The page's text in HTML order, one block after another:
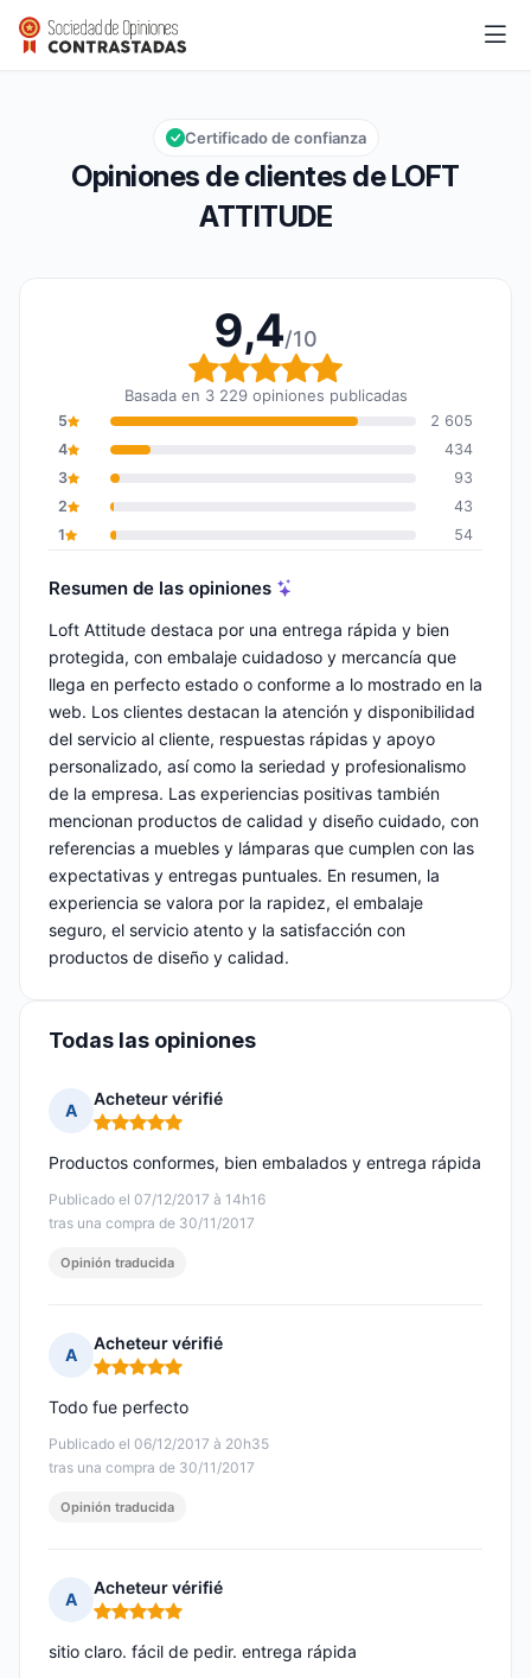
LOFT ATTITUDE
Calificación global: 9,4 de 10
9,4/10
Opiniones de clientes de LOFT
ATTITUDE
Certificado de confianza
9,4/10
Calificación global: 9,4
Basada en 3 229 opiniones publicadas
5
2 605
4
434
3
93
2
43
1
54
Resumen de las opiniones
Loft Attitude destaca por una entrega rápida y bien
protegida, con embalaje cuidadoso y mercancía que
llega en perfecto estado o conforme a lo mostrado en la
web. Los clientes destacan la atención y disponibilidad
del servicio al cliente, respuestas rápidas y apoyo
personalizado, así como la seriedad y profesionalismo
de la empresa. Las experiencias positivas también
mencionan productos de calidad y diseño cuidado, con
referencias a muebles y lámparas que cumplen con las
expectativas y entregas puntuales. En resumen, la
experiencia se valora por la rapidez, el embalaje
seguro, el servicio atento y la satisfacción con
productos de diseño y calidad.
Todas las opiniones
A
Acheteur vérifié
Nota: 5 de 5
Publicado el 07/12/2017 à 14h16
tras una compra de 30/11/2017
Productos conformes, bien embalados y entrega rápida
Opinión traducida
A
Acheteur vérifié
Nota: 5 de 5
Publicado el 06/12/2017 à 20h35
tras una compra de 30/11/2017
Todo fue perfecto
Opinión traducida
A
Acheteur vérifié
Nota: 5 de 5
sitio claro. fácil de pedir. entrega rápida